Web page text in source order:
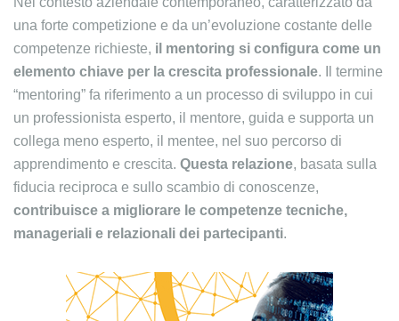
una forte competizione e da un’evoluzione costante delle
competenze richieste, il mentoring si configura come un
elemento chiave per la crescita professionale. Il termine
“mentoring” fa riferimento a un processo di sviluppo in cui
un professionista esperto, il mentore, guida e supporta un
collega meno esperto, il mentee, nel suo percorso di
apprendimento e crescita. Questa relazione, basata sulla
fiducia reciproca e sullo scambio di conoscenze,
contribuisce a migliorare le competenze tecniche,
manageriali e relazionali dei partecipanti.